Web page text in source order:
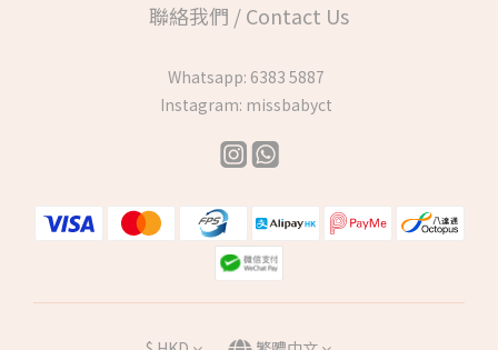
聯絡我們 / Contact Us
Whatsapp: 6383 5887
Instagram: missbabyct